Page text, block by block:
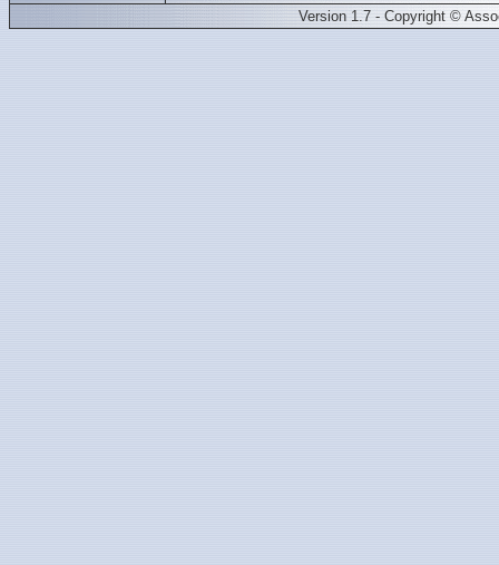
Version 1.7 - Copyright ©